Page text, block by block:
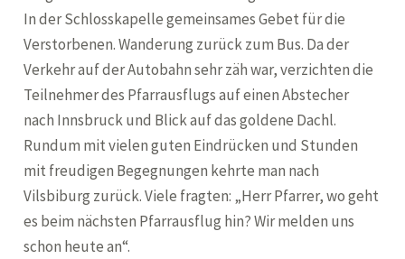
In der Schlosskapelle gemeinsames Gebet für die
Verstorbenen. Wanderung zurück zum Bus. Da der
Verkehr auf der Autobahn sehr zäh war, verzichten die
Teilnehmer des Pfarrausflugs auf einen Abstecher
nach Innsbruck und Blick auf das goldene Dachl.
Rundum mit vielen guten Eindrücken und Stunden
mit freudigen Begegnungen kehrte man nach
Vilsbiburg zurück. Viele fragten: „Herr Pfarrer, wo geht
es beim nächsten Pfarrausflug hin? Wir melden uns
schon heute an“.